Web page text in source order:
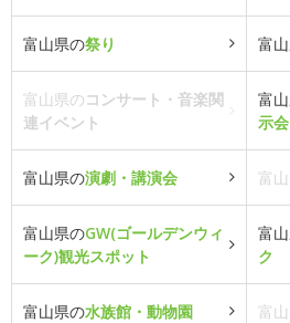
富山県の祭り 富
富山県のコンサート・音楽関
連イベント
富
示会
富山県の演劇・講演会 富
富山県のGW(ゴールデンウィ
ーク)観光スポット
富
ク
富山県の水族館・動物園 富